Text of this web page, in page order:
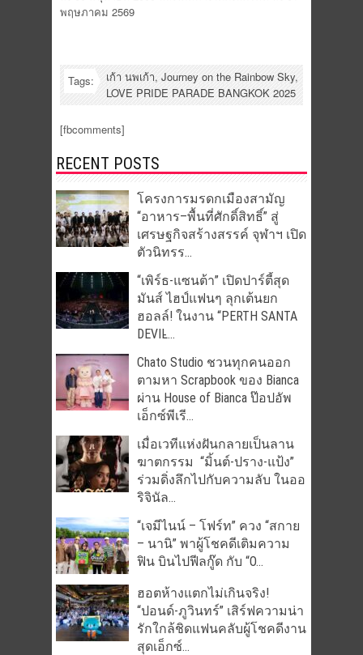
พฤษภาคม 2569
Tags: เก้า นพเก้า, Journey on the Rainbow Sky,
LOVE PRIDE PARADE BANGKOK 2025
[fbcomments]
RECENT POSTS
โครงการมรดกเมืองสามัญ
“อาหาร–พื้นที่ศักดิ์สิทธิ์” สู่
เศรษฐกิจสร้างสรรค์ จุฬาฯ เปิด
ตัวนิทรร...
“เพิร์ธ-แซนต้า” เปิดปาร์ตี้สุด
มันส์ ไฮป์แฟนๆ ลุกเต้นยก
ฮอลล์! ในงาน “PERTH SANTA
DEVIL̵...
Chato Studio ชวนทุกคนออก
ตามหา Scrapbook ของ Bianca
ผ่าน House of Bianca ป๊อปอัพ
เอ็กซ์พีเรี...
เมื่อเวทีแห่งฝันกลายเป็นลาน
ฆาตกรรม “มิ้นต์-ปราง-แป้ง”
ร่วมดิ่งลึกไปกับความลับ ในออ
ริจินัล...
“เจมีไนน์ – โฟร์ท” ควง “สกาย
– นานิ” พาผู้โชคดีเติมความ
ฟิน บินไปฟีลกู๊ด กับ “O...
ฮอตห้างแตกไม่เกินจริง!
“ปอนด์-ภูวินทร์” เสิร์ฟความน่า
รักใกล้ชิดแฟนคลับผู้โชคดีงาน
สุดเอ็กซ์...